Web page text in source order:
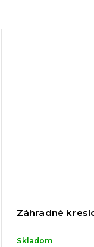
Záhradné
Skladom